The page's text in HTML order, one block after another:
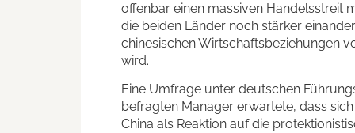
offenbar einen massiven Handelsstreit
die beiden Länder noch stärker
chinesischen Wirtschaftsbeziehungen
wird.
Eine Umfrage unter deutschen
befragten Manager erwartete, dass
China als Reaktion auf die